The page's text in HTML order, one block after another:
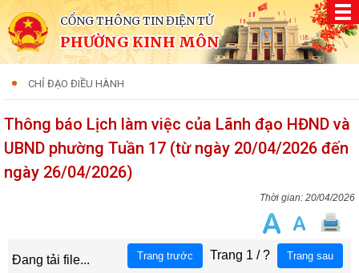
CỔNG THÔNG TIN ĐIỆN TỬ
PHƯỜNG KINH MÔN
CHỈ ĐẠO ĐIỀU HÀNH
Thông báo Lịch làm việc của Lãnh đạo HĐND và
UBND phường Tuần 17 (từ ngày 20/04/2026 đến
ngày 26/04/2026)
20/04/2026